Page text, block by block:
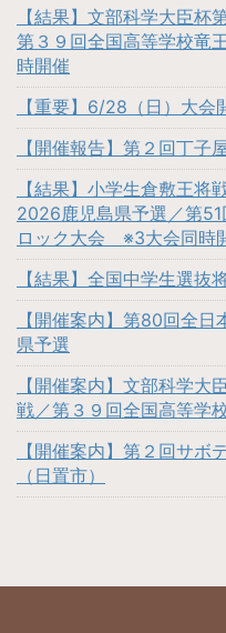
【結果】文部科学大臣杯
第３９回全国高等学校
時開催
【重要】6/28（日）大
【開催報告】第２回丁子
【結果】小学生倉敷王将
2026鹿児島県予選／第
ロック大会 ※3大会同時
【結果】全国中学生選
【開催案内】第80回全
県予選
【開催案内】文部科学
戦／第３９回全国高等
【開催案内】第２回サボ
（日置市）